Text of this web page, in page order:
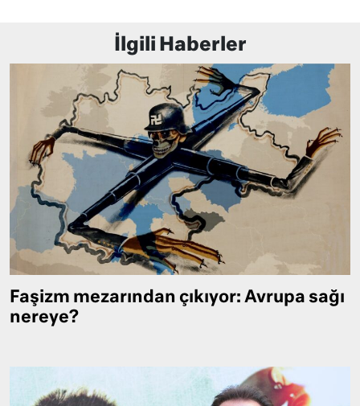
İlgili Haberler
Faşizm mezarından çıkıyor: Avrupa sağı
nereye?